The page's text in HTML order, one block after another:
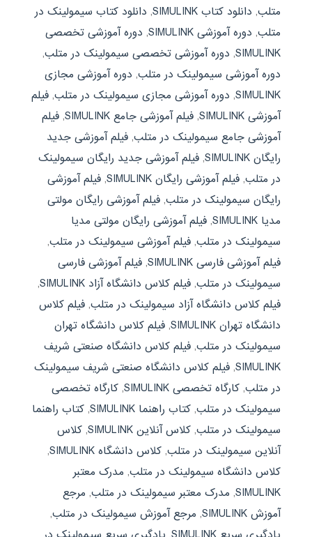
متلب, دانلود کتاب SIMULINK , دانلود کتاب سیمولینک در
متلب, دوره آموزشی SIMULINK , دوره آموزشی تخصصی
SIMULINK
, دوره آموزشی تخصصی سیمولینک در متلب,
دوره آموزشی سیمولینک در متلب, دوره آموزشی مجازی
SIMULINK
, دوره آموزشی مجازی سیمولینک در متلب, فیلم
آموزشی SIMULINK
, فیلم آموزشی جامع SIMULINK , فیلم
آموزشی جامع سیمولینک در متلب, فیلم آموزشی جدید
رایگان SIMULINK
, فیلم آموزشی جدید رایگان سیمولینک
در متلب, فیلم آموزشی رایگان SIMULINK , فیلم آموزشی
رایگان سیمولینک در متلب, فیلم آموزشی رایگان مولتی
مدیا SIMULINK
, فیلم آموزشی رایگان مولتی مدیا
سیمولینک در متلب, فیلم آموزشی سیمولینک در متلب,
فیلم آموزشی فارسی SIMULINK
, فیلم آموزشی فارسی
سیمولینک در متلب, فیلم کلاس دانشگاه آزاد SIMULINK
,
فیلم کلاس دانشگاه آزاد سیمولینک در متلب, فیلم کلاس
دانشگاه تهران SIMULINK
, فیلم کلاس دانشگاه تهران
سیمولینک در متلب, فیلم کلاس دانشگاه صنعتی شریف
SIMULINK
, فیلم کلاس دانشگاه صنعتی شریف سیمولینک
در متلب, کارگاه تخصصی SIMULINK , کارگاه تخصصی
سیمولینک در متلب, کتاب راهنما SIMULINK , کتاب راهنما
سیمولینک در متلب, کلاس آنلاین SIMULINK , کلاس
آنلاین سیمولینک در متلب, کلاس دانشگاه SIMULINK
,
کلاس دانشگاه سیمولینک در متلب, مدرک معتبر
SIMULINK
, مدرک معتبر سیمولینک در متلب, مرجع
آموزش SIMULINK
, مرجع آموزش سیمولینک در متلب,